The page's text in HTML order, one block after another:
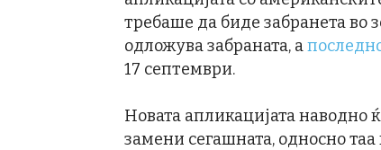
требаше да биде забранета во
одложува забраната, а
17 септември.
Новата апликацијата наводно
замени сегашната, односно